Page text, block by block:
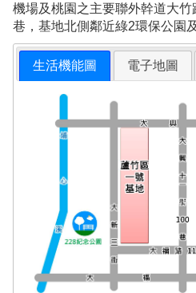
機場及桃園之主要聯外幹道大
巷，基地北側鄰近綠2環保公園
生活機能圖 電子地圖